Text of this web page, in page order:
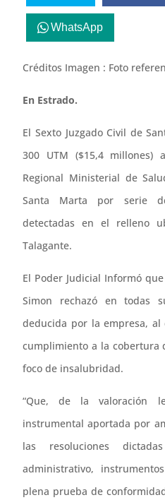
WhatsApp
Créditos Imagen : Foto
En Estrado.
El Sexto Juzgado Civil de
300 UTM ($15,4 millones)
Regional Ministerial de
Santa Marta por serie
detectadas en el relleno
Talagante.
El Poder Judicial Informó
Simon rechazó en todas
deducida por la empresa,
cumplimiento a la cobertura
foco de insalubridad.
“Que, de la valoración
instrumental aportada por
las resoluciones
administrativo,
plena prueba de